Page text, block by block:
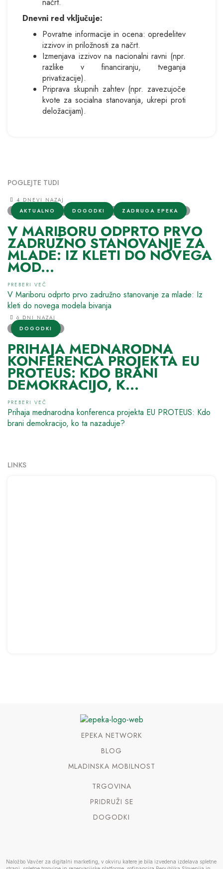
načrt.
Dnevni red vključuje:
Povratne informacije in ocena: opredelitev
izzivov in priložnosti za načrt.
Izmenjava izzivov na nacionalni ravni (npr.
razlike v financiranju, tveganja
privatizacije).
Priprava skupnih zahtev (npr. zavezujoče
kvote za socialna stanovanja, ukrepi proti
deložacijam).
POGLEJTE TUDI
4 DNEVI NAZAJ
AKTUALNO
DOGODKI ZADRUGA EPEKA
V MARIBORU ODPRTO PRVO
ZADRUŽNO STANOVANJE ZA
MLADE: IZ KLETI DO NOVEGA
MOD...
PREBERI VEČ
V Mariboru odprto prvo zadružno stanovanje za mlade: Iz
kleti do novega modela bivanja
6 DNI NAZAJ
DOGODKI
PRIHAJA MEDNARODNA
KONFERENCA PROJEKTA EU
PROTEUS: KDO BRANI
DEMOKRACIJO, K...
PREBERI VEČ
Prihaja mednarodna konferenca projekta EU PROTEUS: Kdo
brani demokracijo, ko ta nazaduje?
LINKS
EPEKA NETWORK
BLOG
MLADINSKA MOBILNOST
TRGOVINA
PRIDRUŽI SE
DOGODKI
Naložbo Vavčer za digitalni marketing, v okviru katere je bila izvedena izdelava spletne